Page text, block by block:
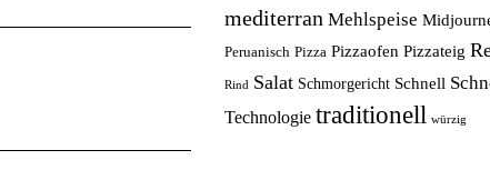
mediterran Mehlspeise
Peruanisch Pizza Pizzaofen Pizzateig
Rind Salat Schmorgericht Schnell
Technologie traditionell würzig